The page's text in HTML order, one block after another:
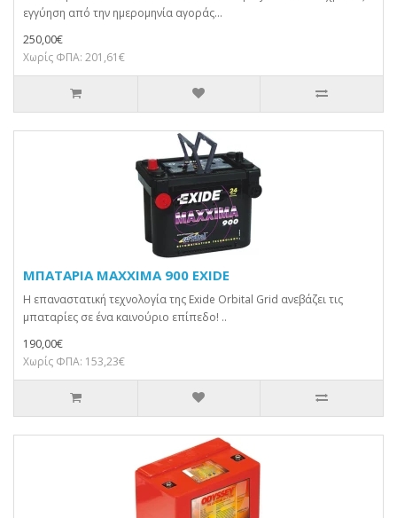
εγγύηση από την ημερομηνία αγοράς...
250,00€
Χωρίς ΦΠΑ: 201,61€
ΜΠΑΤΑΡΙΑ MAXXIMA 900 EXIDE
Η επαναστατική τεχνολογία της Exide Orbital Grid ανεβάζει τις
μπαταρίες σε ένα καινούριο επίπεδο! ..
190,00€
Χωρίς ΦΠΑ: 153,23€